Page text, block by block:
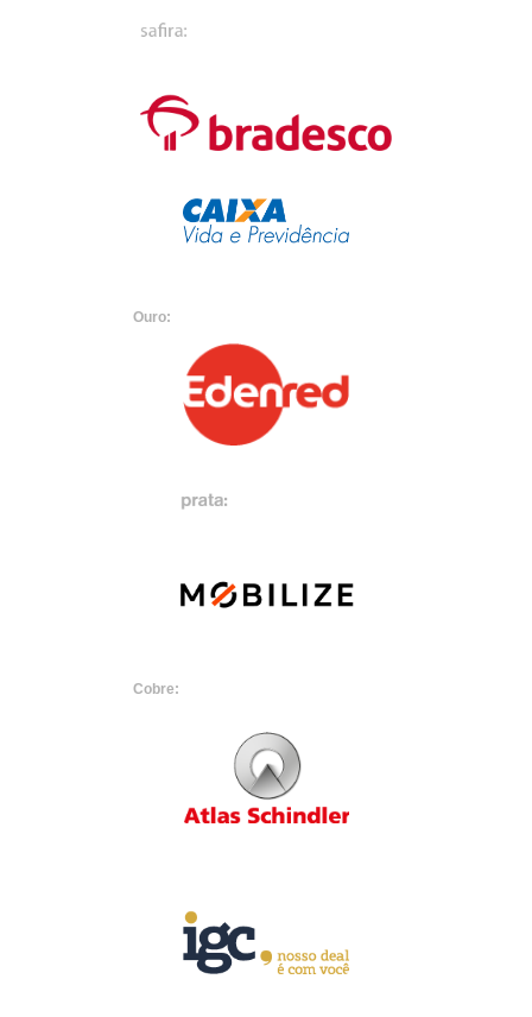
Ouro:
Cobre: